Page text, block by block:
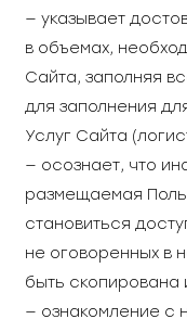
— указывает
в объемах,
Сайта, заполняя
для заполнения
Услуг Сайта
— осознает, что
размещаемая
становиться
не оговоренных в
быть
— ознакомление с